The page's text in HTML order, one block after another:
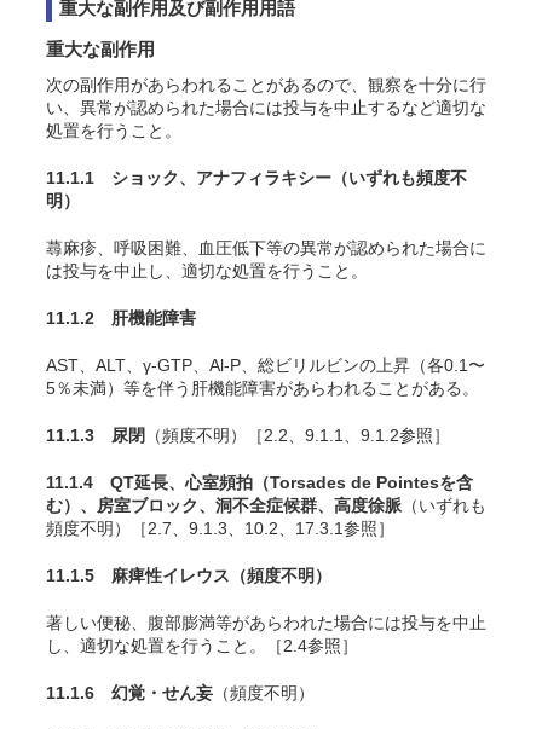
重大な副作用及び副作用用語
重大な副作用
次の副作用があらわれることがあるので、観察を十分に行
い、異常が認められた場合には投与を中止するなど適切な
処置を行うこと。
11.1.1 ショック、アナフィラキシー （いずれも頻度不
明）
蕁麻疹、呼吸困難、血圧低下等の異常が認められた場合に
は投与を中止し、適切な処置を行うこと。
11.1.2 肝機能障害
AST、ALT、γ-GTP、Al-P、総ビリルビンの上昇（各0.1〜
5％未満）等を伴う肝機能障害があらわれることがある。
11.1.3 尿閉 （頻度不明）［2.2、9.1.1、9.1.2参照］
11.1.4 QT延長、心室頻拍（Torsades de Pointesを含
む）、房室ブロック、洞不全症候群、高度徐脈 （いずれも
頻度不明）［2.7、9.1.3、10.2、17.3.1参照］
11.1.5 麻痺性イレウス （頻度不明）
著しい便秘、腹部膨満等があらわれた場合には投与を中止
し、適切な処置を行うこと。［2.4参照］
11.1.6 幻覚・せん妄 （頻度不明）